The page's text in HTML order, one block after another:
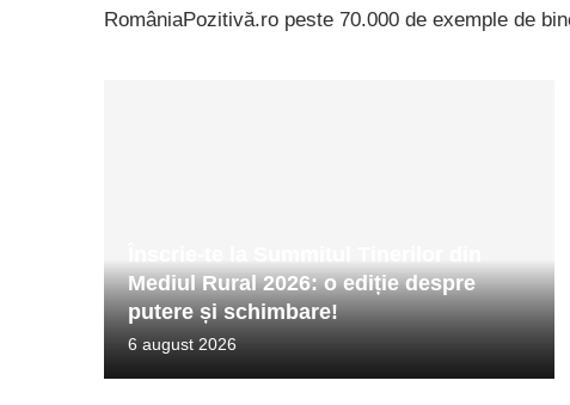
RomâniaPozitivă.ro peste 70.000 de exemple de
Mediul Rural 2026: o ediție despre
putere și schimbare!
6 august 2026